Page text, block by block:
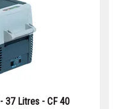
- 37 Litres - CF 40